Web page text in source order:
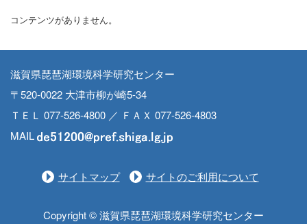
コンテンツがありません。
滋賀県琵琶湖環境科学研究センター
〒520-0022 大津市柳が崎5-34
ＴＥＬ 077-526-4800 ／ ＦＡＸ 077-526-4803
MAIL
サイトマップ サイトのご利用について
Copyright © 滋賀県琵琶湖環境科学研究センター